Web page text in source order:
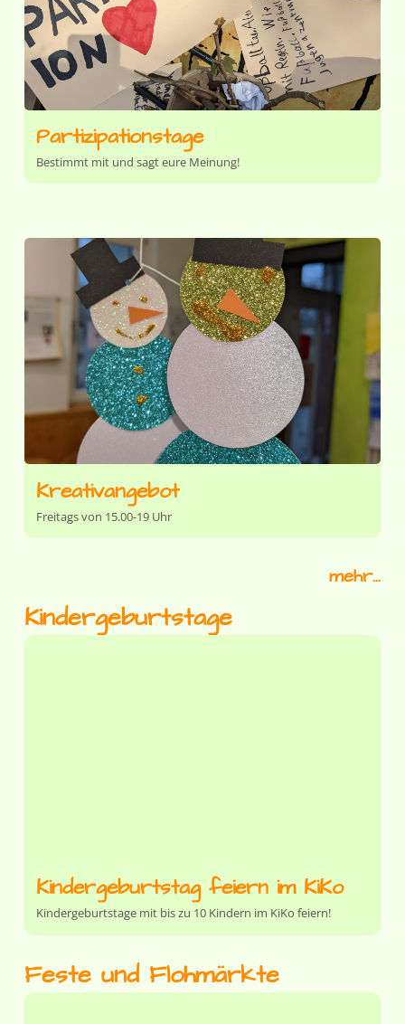
Partizipationstage
Bestimmt mit und sagt eure Meinung!
Kreativangebot
Freitags von 15.00-19 Uhr
mehr...
Kindergeburtstage
Kindergeburtstag feiern im KiKo
Kindergeburtstage mit bis zu 10 Kindern im KiKo feiern!
Feste und Flohmärkte